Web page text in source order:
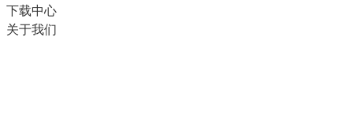
下载中心
关于我们